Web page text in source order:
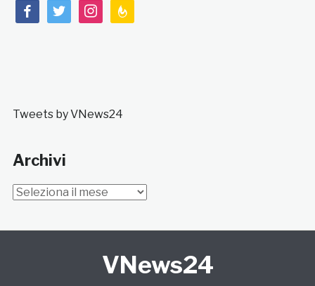
facebooktwitterinstagramfeedburner
Tweets by VNews24
Archivi
Archivi
VNews24